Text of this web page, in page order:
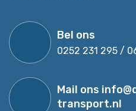
Bel ons
0252 231 295 /
Mail ons
transport.nl